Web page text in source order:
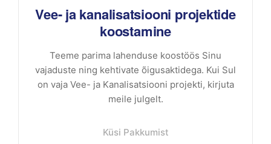
Vee- ja kanalisatsiooni projektide
koostamine
Teeme parima lahenduse koostöös Sinu
vajaduste ning kehtivate õigusaktidega. Kui Sul
on vaja Vee- ja Kanalisatsiooni projekti, kirjuta
meile julgelt.
Küsi Pakkumist